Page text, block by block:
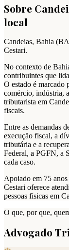
Sobre
local
Candeias, Bahia (BA
Cestari.
No contexto de
contribuintes que
O estado é marcado
comércio, indústria,
tributarista em
fiscais.
Entre as demandas
execução fiscal, a
tributária e a
Federal, a PGFN,
cada caso.
Apoiado em 75
Cestari oferece
pessoas físicas em
O que, por que,
Advogado